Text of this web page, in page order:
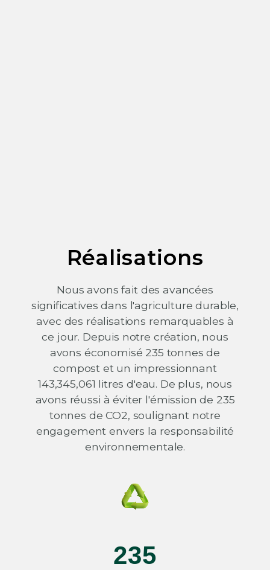
Réalisations
Nous avons fait des avancées
significatives dans l'agriculture durable,
avec des réalisations remarquables à
ce jour. Depuis notre création, nous
avons économisé 235 tonnes de
compost et un impressionnant
143,345,061 litres d'eau. De plus, nous
avons réussi à éviter l'émission de 235
tonnes de CO2, soulignant notre
engagement envers la responsabilité
environnementale.
235